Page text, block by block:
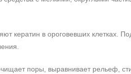
кератин в ороговевших клетках.
поры, выравнивает рельеф,